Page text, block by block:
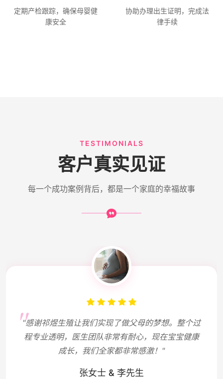
定期产检跟踪，确保母婴健
康安全
协助办理出生证明，完成法
律手续
TESTIMONIALS
客户真实见证
每一个成功案例背后，都是一个家庭的幸福故事
"感谢祁煜生殖让我们实现了做父母的梦想。整个过
程专业透明，医生团队非常有耐心，现在宝宝健康
成长，我们全家都非常感激！"
张女士 & 李先生